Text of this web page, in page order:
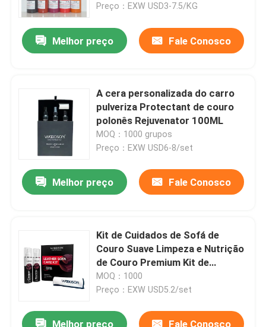
Preço：EXW USD3-7.5/KG
Melhor preço Fale Conosco
A cera personalizada do carro
pulveriza Protectant de couro
polonês Rejuvenator 100ML
MOQ：1000 grupos
Preço：EXW USD6-8/set
Melhor preço Fale Conosco
Kit de Cuidados de Sofá de
Couro Suave Limpeza e Nutrição
de Couro Premium Kit de
Limpeza de Móveis de Couro
Suave Cuidados Completos de
Couro Suave
MOQ：1000
Preço：EXW USD5.2/set
Melhor preço Fale Conosco